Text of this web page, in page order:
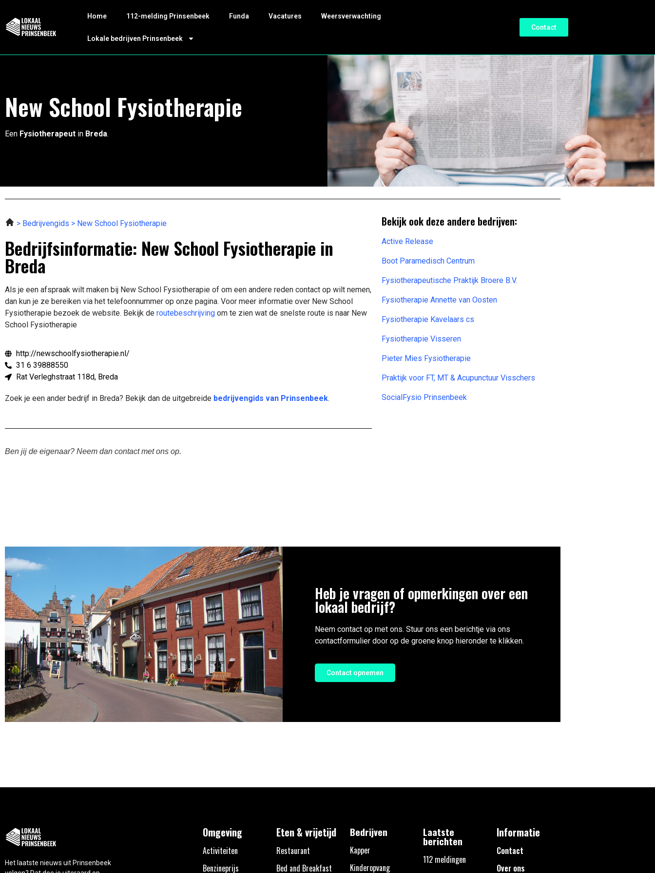
Home 112-melding Prinsenbeek Funda Vacatures Weersverwachting
Lokale bedrijven Prinsenbeek
Contact
New School Fysiotherapie
Een Fysiotherapeut in Breda.
Bedrijvengids New School Fysiotherapie
Bedrijfsinformatie: New School Fysiotherapie in
Breda
Als je een afspraak wilt maken bij New School Fysiotherapie of om een andere reden contact op wilt nemen,
dan kun je ze bereiken via het telefoonnummer op onze pagina. Voor meer informatie over New School
Fysiotherapie bezoek de website. Bekijk de routebeschrijving om te zien wat de snelste route is naar New
School Fysiotherapie
http://newschoolfysiotherapie.nl/
31 6 39888550
Rat Verleghstraat 118d, Breda
Zoek je een ander bedrijf in Breda? Bekijk dan de uitgebreide bedrijvengids van Prinsenbeek.
Ben jij de eigenaar? Neem dan contact met ons op.
Bekijk ook deze andere bedrijven:
Active Release
Boot Paramedisch Centrum
Fysiotherapeutische Praktijk Broere B.V.
Fysiotherapie Annette van Oosten
Fysiotherapie Kavelaars cs
Fysiotherapie Visseren
Pieter Mies Fysiotherapie
Praktijk voor FT, MT & Acupunctuur Visschers
SocialFysio Prinsenbeek
Heb je vragen of opmerkingen over een
lokaal bedrijf?
Neem contact op met ons. Stuur ons een berichtje via ons
contactformulier door op de groene knop hieronder te klikken.
Contact opnemen
Het laatste nieuws uit Prinsenbeek
Omgeving
Activiteiten
Benzineprijs
Eten & vrijetijd
Restaurant
Bed and Breakfast
Bedrijven
Kapper
Kinderopvang
Laatste
berichten
112 meldingen
Informatie
Contact
Over ons